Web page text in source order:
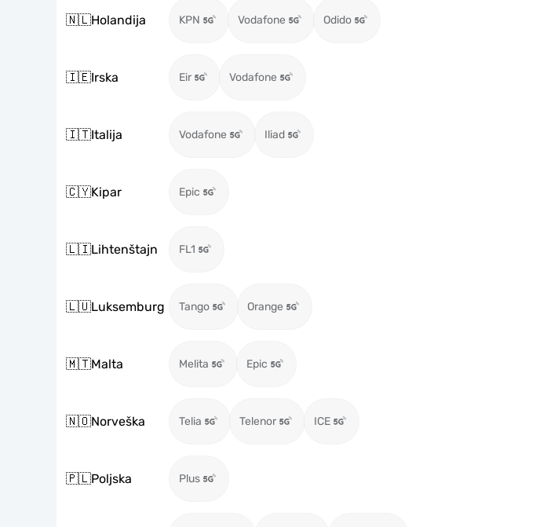
🇳🇱Holandija KPN Vodafone Odido
🇮🇪Irska Eir Vodafone
🇮🇹Italija Vodafone Iliad
🇨🇾Kipar Epic
🇱🇮Lihtenštajn FL1
🇱🇺Luksemburg Tango Orange
🇲🇹Malta Melita Epic
🇳🇴Norveška Telia Telenor ICE
🇵🇱Poljska Plus